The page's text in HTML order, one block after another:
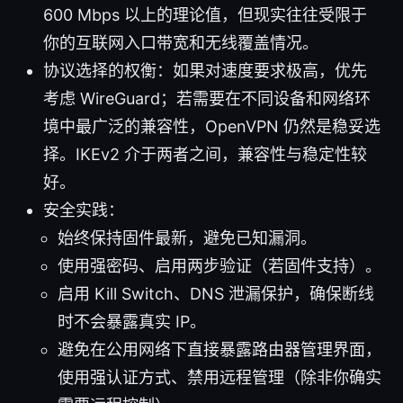
600 Mbps 以上的理论值，但现实往往受限于
你的互联网入口带宽和无线覆盖情况。
协议选择的权衡：如果对速度要求极高，优先
考虑 WireGuard；若需要在不同设备和网络环
境中最广泛的兼容性，OpenVPN 仍然是稳妥选
择。IKEv2 介于两者之间，兼容性与稳定性较
好。
安全实践：
始终保持固件最新，避免已知漏洞。
使用强密码、启用两步验证（若固件支持）。
启用 Kill Switch、DNS 泄漏保护，确保断线
时不会暴露真实 IP。
避免在公用网络下直接暴露路由器管理界面，
使用强认证方式、禁用远程管理（除非你确实